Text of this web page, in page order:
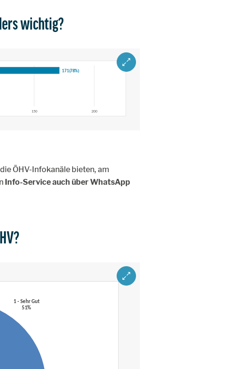
wichtig?
ZOOM IMAGE
ÖHV-Infokanäle bieten, am
Info-Service auch über WhatsApp
ZOOM IMAGE